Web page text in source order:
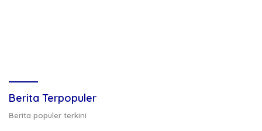
Berita Terpopuler
Berita populer terkini